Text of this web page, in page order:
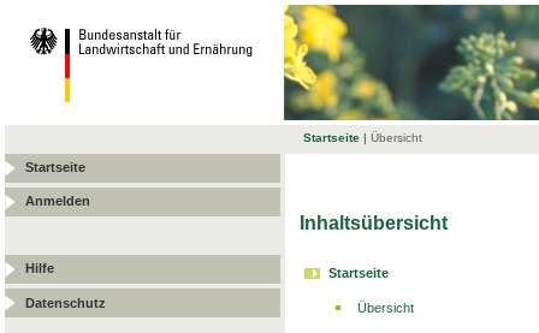
Startseite | Übersicht
Startseite
Anmelden
Hilfe
Datenschutz
Inhaltsübersicht
Startseite
Übersicht